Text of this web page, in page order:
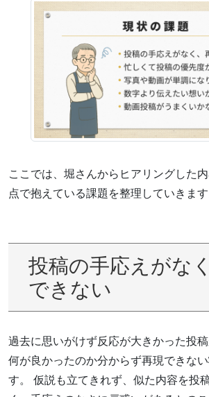
ここでは、堀さんからヒアリングした
点で抱えている課題を整理していきます
投稿の手応えがな
できない
過去に思いがけず反応が大きかった投稿
何が良かったのか分からず再現できな
す。 仮説も立てきれず、似た内容を投